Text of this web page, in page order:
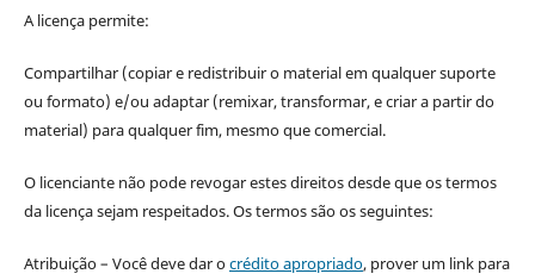
A licença permite:
Compartilhar (copiar e redistribuir o material em qualquer suporte
ou formato) e/ou adaptar (remixar, transformar, e criar a partir do
material) para qualquer fim, mesmo que comercial.
O licenciante não pode revogar estes direitos desde que os termos
da licença sejam respeitados. Os termos são os seguintes:
Atribuição – Você deve dar ocrédito apropriado, prover um link para